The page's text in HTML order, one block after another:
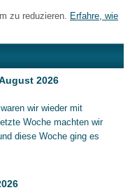
zu reduzieren. Erfahre, wie
2026
wir wieder mit
Woche machten wir
diese Woche ging es